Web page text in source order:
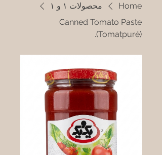
Home
محصولات ۱ و ۱
Canned Tomato Paste
(Tomatpuré).